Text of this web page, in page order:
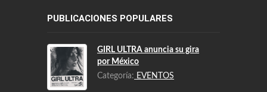
PUBLICACIONES POPULARES
GIRL ULTRA anuncia su gira
por México
Categoría:EVENTOS